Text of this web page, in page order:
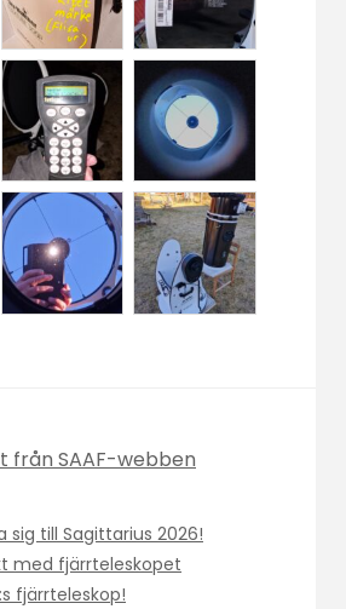
från SAAF-webben
sig till Sagittarius 2026!
med fjärrteleskopet
fjärrteleskop!